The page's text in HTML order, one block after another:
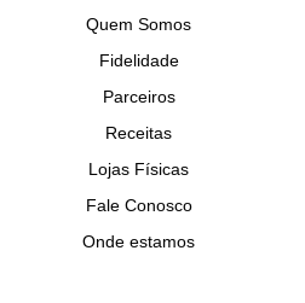
Quem Somos
Fidelidade
Parceiros
Receitas
Lojas Físicas
Fale Conosco
Onde estamos